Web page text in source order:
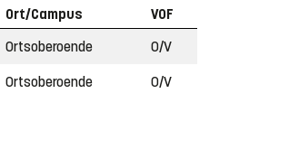
Ort/Campus
VOF
Ortsoberoende O/V
Ortsoberoende O/V